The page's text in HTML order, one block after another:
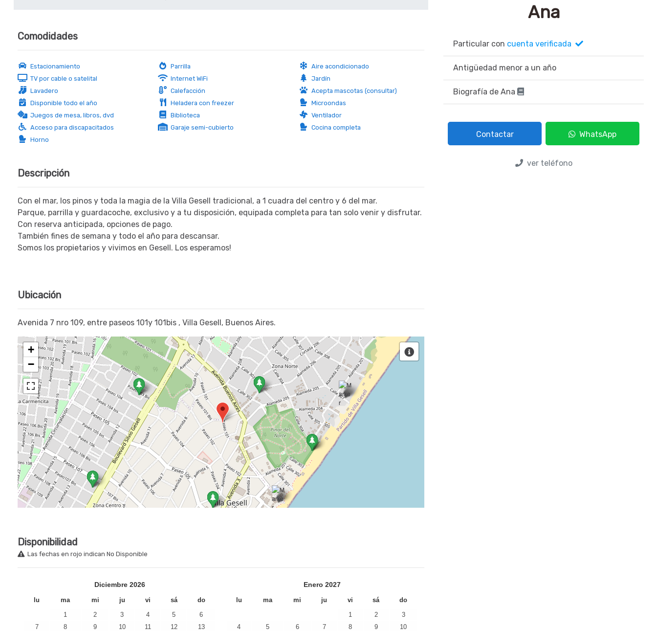
Comodidades
Estacionamiento Parrilla
Aire acondicionado
TV por cable o satelital
Internet WiFi
Jardín
Lavadero
Calefacción
Acepta mascotas (consultar)
Disponible todo el año
Heladera con freezer
Microondas
Juegos de mesa, libros, dvd
Biblioteca
Ventilador
Acceso para discapacitados
Garaje semi-cubierto
Cocina completa
Horno
Descripción
Con el mar, los pinos y toda la magia de la Villa Gesell tradicional, a 1 cuadra del centro y 6 del mar.
Parque, parrilla y guardacoche, exclusivo y a tu disposición, equipada completa para tan solo venir y disfrutar.
Con reserva anticipada, opciones de pago.
También fines de semana y todo el año para descansar.
Somos los propietarios y vivimos en Gesell. Los esperamos!
Ubicación
Avenida 7 nro 109, entre paseos 101y 101bis , Villa Gesell, Buenos Aires.
+
−
Disponibilidad
Las fechas en rojo indican No Disponible
Diciembre 2026
lu ma mi ju vi sá do
1 2 3 4 5
6
7
8 9 10 11 12
13
Enero 2027
lu ma mi ju vi sá do
1 2
3
4
5 6 7 8 9
10
Ana
Particular con cuenta verificada
Antigüedad menor a un año
Biografía de Ana
Contactar WhatsApp
ver teléfono